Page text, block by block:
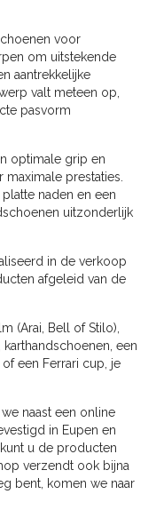
voor
om uitstekende
aantrekkelijke
valt meteen op,
pasvorm
optimale grip en
maximale prestaties.
naden en een
uitzonderlijk
in de verkoop
afgeleid van de
(Arai, Bell of Stilo),
karthandschoenen, een
een Ferrari cup, je
naast een online
in Eupen en
u de producten
verzendt ook bijna
bent, komen we naar